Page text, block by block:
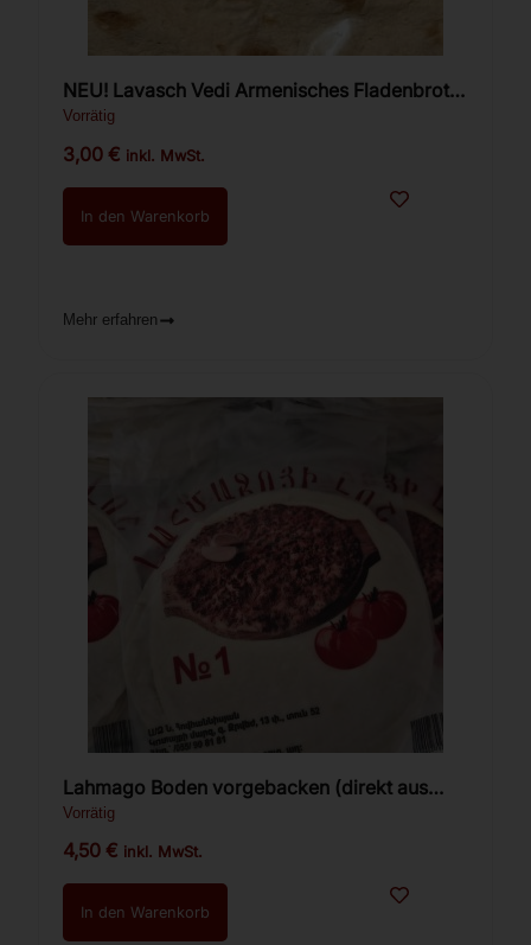
NEU! Lavasch Vedi Armenisches Fladenbrot
3st. (direkt aus Armenien)
Vorrätig
3,00€ inkl. MwSt.
In den Warenkorb
Mehr erfahren
Lahmago Boden vorgebacken (direkt aus
Vorrätig
4,50€ inkl. MwSt.
In den Warenkorb